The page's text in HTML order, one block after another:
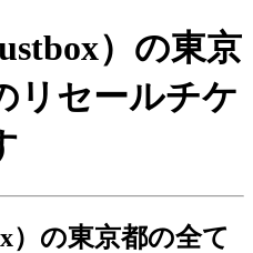
）の東京
リセールチケ
）の東京都の全て